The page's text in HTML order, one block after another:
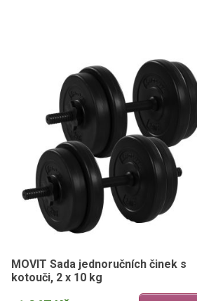
MOVIT Sada jednoručních činek s
kotouči, 2 x 10 kg